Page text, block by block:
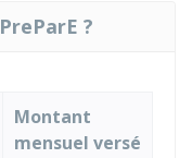
?
Montant
mensuel versé